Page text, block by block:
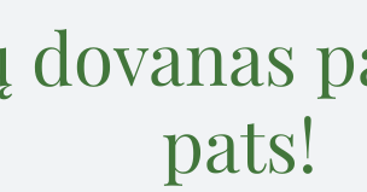
dovanas
pats!